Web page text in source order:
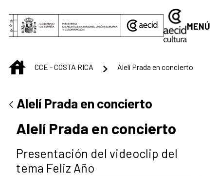
MENÚ
INICIO
CCE - COSTA RICA Alelí Prada en concierto
Alelí Prada en concierto
Alelí Prada en concierto
Presentación del videoclip del
tema Feliz Año